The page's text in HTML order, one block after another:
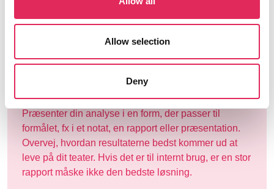
Allow selection
Deny
EFTER INTERVIEWET
dine notater fra interviewet. Når interviewene er
transskriberede, skal de analyseres. Identificer og
emner, ligheder eller forskelle, holdninger osv.
Præsenter din analyse i en form, der passer til
formålet, fx i et notat, en rapport eller præsentation.
Overvej, hvordan resultaterne bedst kommer ud at
leve på dit teater. Hvis det er til internt brug, er en stor
rapport måske ikke den bedste løsning.